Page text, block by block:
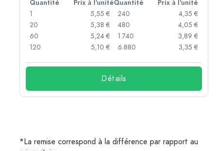
Quantité Prix à l'unitéQuantité
Prix à l'unité
1
5,55 €
20
5,38 €
60
5,24 €
120
5,10 €
240
4,35 €
480
4,05 €
1.740
3,89 €
6.880
3,35 €
Détails
*La remise correspond à la différence par rapport au